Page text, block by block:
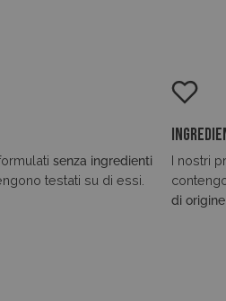
senza ingredienti
testati su di essi.
I nostri
di